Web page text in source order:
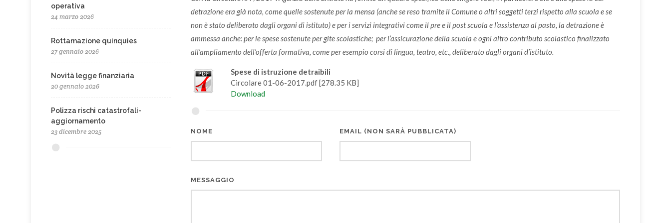
detrazione era già nota, come quelle sostenute per la mensa (anche se reso tramite il Comune o altri soggetti terzi rispetto alla scuola e se
non è stato deliberato dagli organi di istituto) e per i servizi integrativi come il pre e il post scuola e l’assistenza al pasto, la detrazione è
ammessa anche:per le spese sostenute per gite scolastiche; per l’assicurazione della scuola e ogni altro contributo scolastico finalizzato
all’ampliamento dell’offerta formativa, come per esempio corsi di lingua, teatro, etc., deliberato dagli organi d’istituto.
Spese di istruzione detraibili
Circolare 01-06-2017.pdf [278.35 KB]
Download
NOME EMAIL (NON SARÀ PUBBLICATA)
MESSAGGIO
operativa
24 marzo 2026
Rottamazione quinquies
27 gennaio 2026
Novità legge finanziaria
20 gennaio 2026
Polizza rischi catastrofali-
aggiornamento
23 dicembre 2025